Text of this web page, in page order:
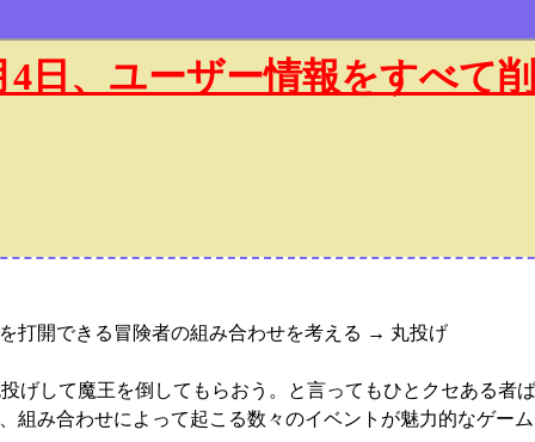
4日、ユーザー情報をすべて
打開できる冒険者の組み合わせを考える → 丸投げ
げして魔王を倒してもらおう。と言ってもひとクセある者
組み合わせによって起こる数々のイベントが魅力的なゲー